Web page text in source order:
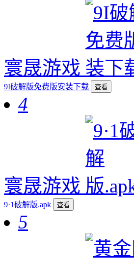
寰晟游戏
9I破解版免费版安装下载 查看
4
寰晟游戏
9·1破解版.apk 查看
5